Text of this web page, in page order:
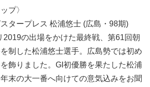
プ〉
タープレス 松浦悠士 (広島・98期)
2019の出場をかけた最終戦、第61回朝
制した松浦悠士選手。広島勢では初め
飾りました。GI初優勝を果たした松浦
末の大一番へ向けての意気込みをお聞